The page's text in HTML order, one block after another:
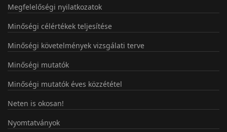
Megfelelőségi nyilatkozatok
Minőségi célértékek teljesítése
Minőségi követelmények vizsgálati terve
Minőségi mutatók
Minőségi mutatók éves közzététel
Neten is okosan!
Nyomtatványok